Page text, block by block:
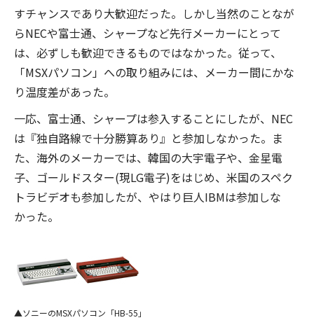
すチャンスであり大歓迎だった。しかし当然のことなが
らNECや富士通、シャープなど先行メーカーにとって
は、必ずしも歓迎できるものではなかった。従って、
「MSXパソコン」への取り組みには、メーカー間にかな
り温度差があった。
一応、富士通、シャープは参入することにしたが、NEC
は『独自路線で十分勝算あり』と参加しなかった。ま
た、海外のメーカーでは、韓国の大宇電子や、金星電
子、ゴールドスター(現LG電子)をはじめ、米国のスペク
トラビデオも参加したが、やはり巨人IBMは参加しな
かった。
ソニーのMSXパソコン「HB-55」